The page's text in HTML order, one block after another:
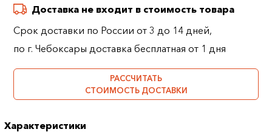
Доставка не входит в стоимость товара
Срок доставки по России от 3 до 14 дней,
по г. Чебоксары доставка бесплатная от 1 дня
РАССЧИТАТЬ
СТОИМОСТЬ ДОСТАВКИ
Характеристики